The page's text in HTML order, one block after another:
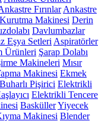
Fırınlar Ankastre
Kurutma Makinesi Derin
Davlumbazlar
Eşya Setleri Aspiratörler
Ürünleri Şarap Dolabı
Makineleri Mısır
Makinesi Ekmek
Buharlı Pişirici Elektrikli
Elektrikli Tencere
BasküllerYiyecek
Makinesi Blender